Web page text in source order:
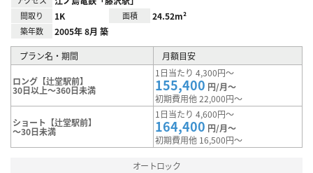
間取り 1K 面積 24.52m²
築年数 2005年 8月 築
プラン名・期間 月額目安
ロング【辻堂駅前】
30日以上～360日未満
1日当たり 4,300円～
155,400 円/月～
初期費用他 22,000円～
ショート【辻堂駅前】
～30日未満
1日当たり 4,600円～
164,400 円/月～
初期費用他 16,500円～
オートロック